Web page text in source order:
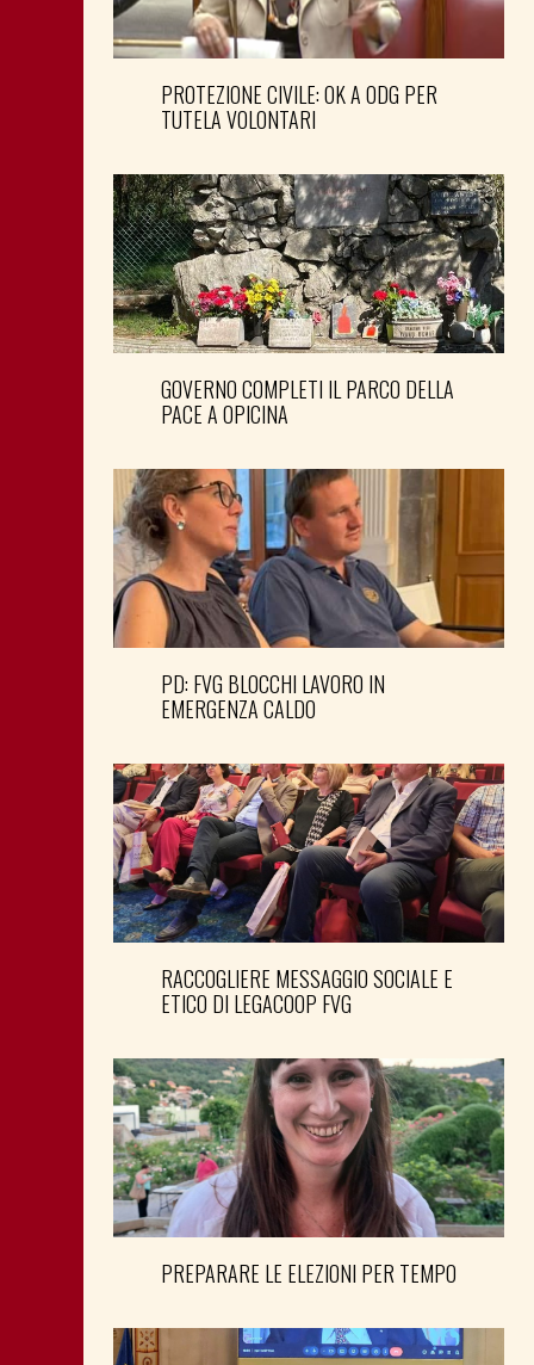
PROTEZIONE CIVILE: OK A ODG PER
TUTELA VOLONTARI
GOVERNO COMPLETI IL PARCO DELLA
PACE A OPICINA
PD: FVG BLOCCHI LAVORO IN
EMERGENZA CALDO
RACCOGLIERE MESSAGGIO SOCIALE E
ETICO DI LEGACOOP FVG
PREPARARE LE ELEZIONI PER TEMPO